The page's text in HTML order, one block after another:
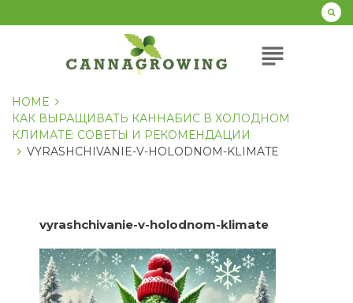
к
subject
HOME
КАК ВЫРАЩИВАТЬ КАННАБИС В ХОЛОДНОМ
КЛИМАТЕ: СОВЕТЫ И РЕКОМЕНДАЦИИ
VYRASHCHIVANIE-V-HOLODNOM-KLIMATE
vyrashchivanie-v-holodnom-klimate